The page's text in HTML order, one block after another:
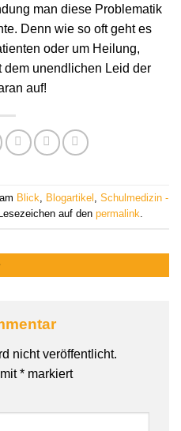
man diese Problematik
Denn wie so oft geht es
oder um Heilung,
dem unendlichen Leid der
auf!
Blick, Blogartikel , Schulmedizin -
auf den permalink.
nicht veröffentlicht.
* markiert